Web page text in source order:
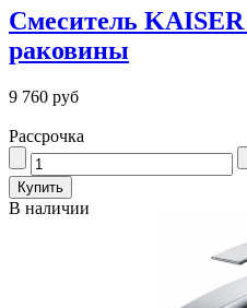
Смеситель
раковины
9 760 руб
Рассрочка
В наличии